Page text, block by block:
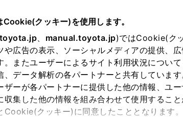
Cookie(クッキー)を使用します。
toyota.jp、 manual.toyota.jp)ではCookie(ク
や広告の表示、ソーシャルメディアの提供、
。またユーザーによるサイト利用状況につい
、データ解析の各パートナーと共有していま
ザーが各パートナーに提供した他の情報、ユ
収集した他の情報を組み合わせて使用するこ
Cookie(クッキー)に同意したこととなります。
のしかた 簡単な点検・部品交換
ッシャー液の補充